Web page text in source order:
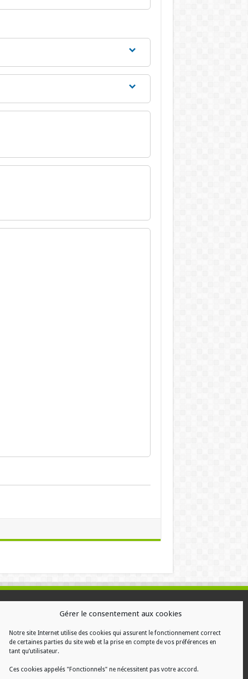
Gérer le consentement aux cookies
Notre site Internet utilise des cookies qui assurent le fonctionnement correct
de certaines parties du site web et la prise en compte de vos préférences en
tant qu’utilisateur.
Ces cookies appelés "Fonctionnels" ne nécessitent pas votre accord.